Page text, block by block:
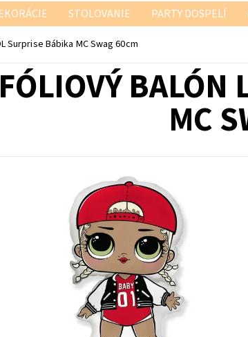
STOLOVANIE PARTY DOSPELÍ
Surprise Bábika MC Swag 60cm
FÓLIOVÝ BALÓN
MC